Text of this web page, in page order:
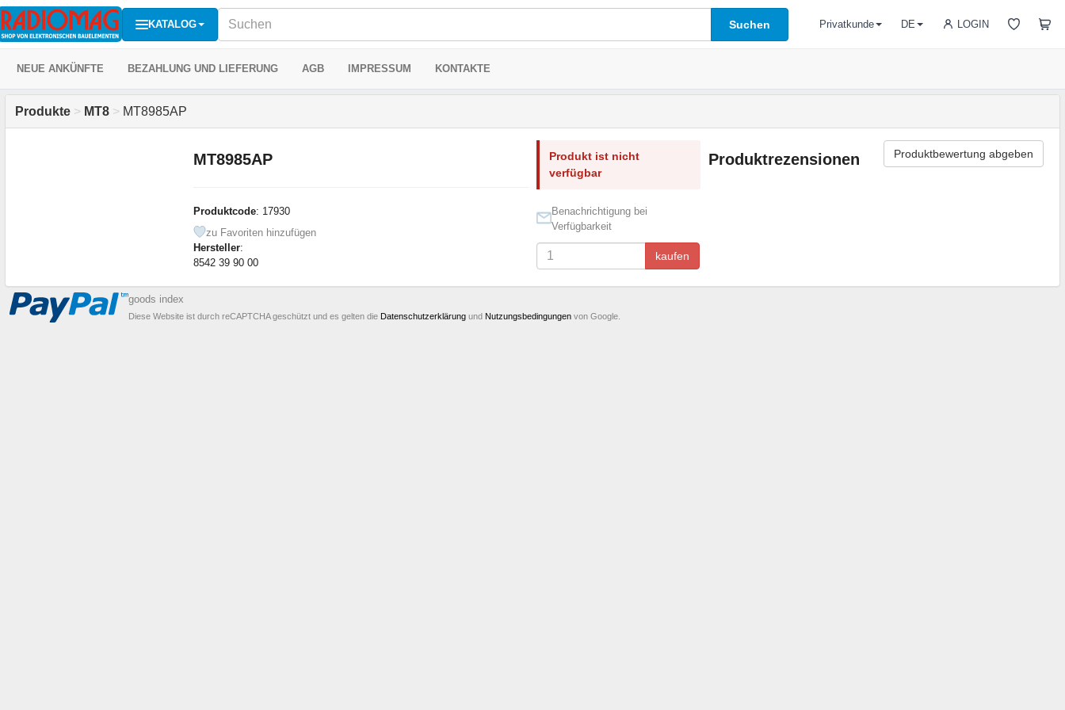
KATALOG Suchen LOGIN
Privatkunde DE
NEUE ANKÜNFTE BEZAHLUNG UND LIEFERUNG AGB IMPRESSUM KONTAKTE
Produkte > MT8 > MT8985AP
MT8985AP
Produktcode: 17930
zu Favoriten hinzufügen
Hersteller:
8542 39 90 00
Produkt ist nicht
verfügbar
Benachrichtigung bei
Verfügbarkeit
kaufen
Produktrezensionen Produktbewertung abgeben
goods index
Diese Website ist durch reCAPTCHA geschützt und es gelten die Datenschutzerklärung und Nutzungsbedingungen von Google.